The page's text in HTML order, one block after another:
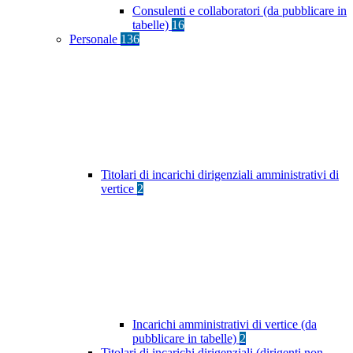
Consulenti e collaboratori (da pubblicare in
tabelle) 16
Personale 136
Titolari di incarichi dirigenziali amministrativi di
vertice 2
Incarichi amministrativi di vertice (da
pubblicare in tabelle) 2